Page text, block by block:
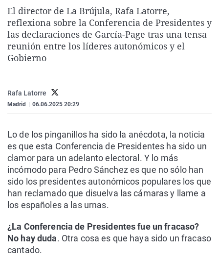
La rosa de los vientos
Gente viajera
Como el perro y el
Caso
Retornados
Equipo de
Extremadura
Galicia
La Rioja
Virales
Televisión
Elecciones
El director de La Brújula, Rafa Latorre,
reflexiona sobre la Conferencia de Presidentes y
las declaraciones de García-Page tras una tensa
reunión entre los líderes autonómicos y el
Gobierno
Rafa Latorre
Madrid 06.06.2025 20:29
Lo de los pinganillos ha sido la anécdota, la noticia
es que esta Conferencia de Presidentes ha sido un
clamor para un adelanto electoral. Y lo más
incómodo para Pedro Sánchez es que no sólo han
sido los presidentes autonómicos populares los que
han reclamado que disuelva las cámaras y llame a
los españoles a las urnas.
¿La Conferencia de Presidentes fue un fracaso?
No hay duda. Otra cosa es que haya sido un fracaso
cantado.